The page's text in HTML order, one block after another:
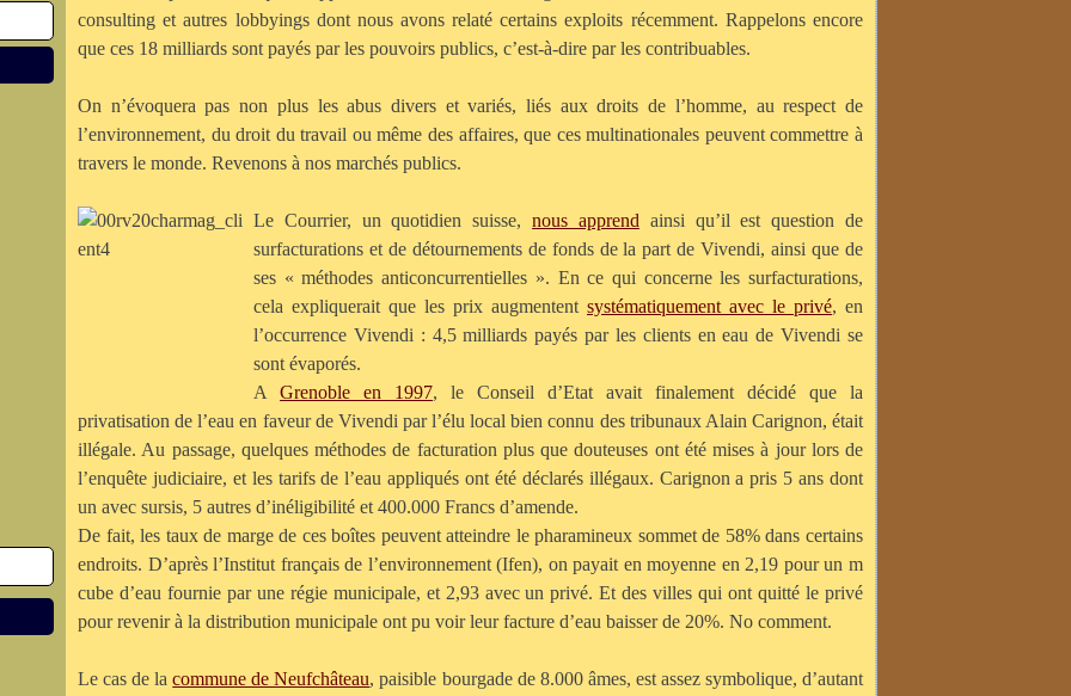
consulting et autres lobbyings dont nous avons relaté certains exploits récemment. Rappelons encore
que ces 18 milliards sont payés par les pouvoirs publics, c’est-à-dire par les contribuables.
On n’évoquera pas non plus les abus divers et variés, liés aux droits de l’homme, au respect de
l’environnement, du droit du travail ou même des affaires, que ces multinationales peuvent commettre à
travers le monde. Revenons à nos marchés publics.
Le Courrier, un quotidien suisse,nous apprend ainsi qu’il est question de
surfacturations et de détournements de fonds de la part de Vivendi, ainsi que de
ses « méthodes anticoncurrentielles ». En ce qui concerne les surfacturations,
cela expliquerait que les prix augmentent systématiquement avec le privé, en
l’occurrence Vivendi : 4,5 milliards payés par les clients en eau de Vivendi se
sont évaporés.
A Grenoble en 1997, le Conseil d’Etat avait finalement décidé que la
privatisation de l’eau en faveur de Vivendi par l’élu local bien connu des tribunaux Alain Carignon, était
illégale. Au passage, quelques méthodes de facturation plus que douteuses ont été mises à jour lors de
l’enquête judiciaire, et les tarifs de l’eau appliqués ont été déclarés illégaux. Carignon a pris 5 ans dont
un avec sursis, 5 autres d’inéligibilité et 400.000 Francs d’amende.
De fait, les taux de marge de ces boîtes peuvent atteindre le pharamineux sommet de 58% dans certains
endroits. D’après l’Institut français de l’environnement (Ifen), on payait en moyenne en 2,19 pour un m
cube d’eau fournie par une régie municipale, et 2,93 avec un privé. Et des villes qui ont quitté le privé
pour revenir à la distribution municipale ont pu voir leur facture d’eau baisser de 20%. No comment.
Le cas de lacommune de Neufchâteau, paisible bourgade de 8.000 âmes, est assez symbolique, d’autant